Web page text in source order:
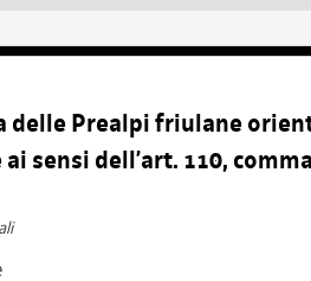
Prealpi friulane
sensi dell’art. 110,